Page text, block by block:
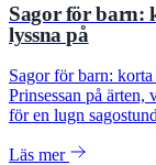
Sagor för barn:
lyssna på
Sagor för barn:
Prinsessan på ärten,
för en lugn
Läs mer